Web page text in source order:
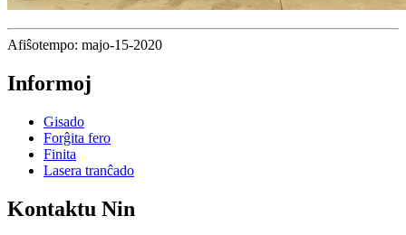
Afiŝotempo: majo-15-2020
Informoj
Gisado
Forĝita fero
Finita
Lasera tranĉado
Kontaktu Nin